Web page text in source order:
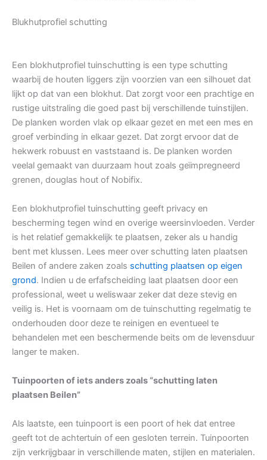
Blukhutprofiel schutting
Een blokhutprofiel tuinschutting is een type schutting
waarbij de houten liggers zijn voorzien van een silhouet dat
lijkt op dat van een blokhut. Dat zorgt voor een prachtige en
rustige uitstraling die goed past bij verschillende tuinstijlen.
De planken worden vlak op elkaar gezet en met een mes en
groef verbinding in elkaar gezet. Dat zorgt ervoor dat de
hekwerk robuust en vaststaand is. De planken worden
veelal gemaakt van duurzaam hout zoals geïmpregneerd
grenen, douglas hout of Nobifix.
Een blokhutprofiel tuinschutting geeft privacy en
bescherming tegen wind en overige weersinvloeden. Verder
is het relatief gemakkelijk te plaatsen, zeker als u handig
bent met klussen. Lees meer over schutting laten plaatsen
Beilen of andere zaken zoals schutting plaatsen op eigen
grond. Indien u de erfafscheiding laat plaatsen door een
professional, weet u weliswaar zeker dat deze stevig en
veilig is. Het is voornaam om de tuinschutting regelmatig te
onderhouden door deze te reinigen en eventueel te
behandelen met een beschermende beits om de levensduur
langer te maken.
Tuinpoorten of iets anders zoals “schutting laten
plaatsen Beilen”
Als laatste, een tuinpoort is een poort of hek dat entree
geeft tot de achtertuin of een gesloten terrein. Tuinpoorten
zijn verkrijgbaar in verschillende maten, stijlen en materialen.